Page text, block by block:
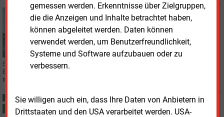
gemessen werden. Erkenntnisse über Zielgruppen,
die die Anzeigen und Inhalte betrachtet haben,
können abgeleitet werden. Daten können
verwendet werden, um Benutzerfreundlichkeit,
Systeme und Software aufzubauen oder zu
verbessern.
Sie willigen auch ein, dass Ihre Daten von Anbietern in
Drittstaaten und den USA verarbeitet werden. USA-
Montag, 15.06.2026, 15:54
STROMSPEICHER
Neuer Stromspeicher für KMU
Sonnen bringt einen Gewerbespeicher und ein neues
Energiemanagementsystem für kleine und mittlere Unternehmen auf den
Markt.
Donnerstag, 28.05.2026, 11:44
STROMNETZ